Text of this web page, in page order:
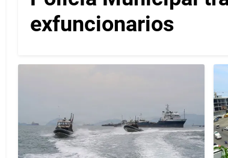
exfuncionarios